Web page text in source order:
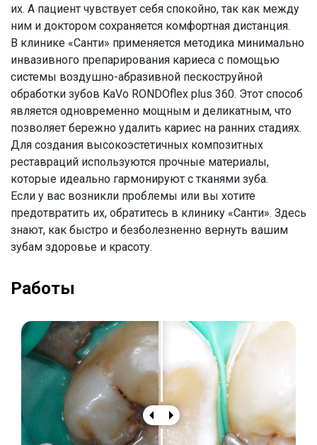
их. А пациент чувствует себя спокойно, так как между
ним и доктором сохраняется комфортная дистанция.
В клинике «Санти» применяется методика минимально
инвазивного препарирования кариеса с помощью
системы воздушно-абразивной пескоструйной
обработки зубов KaVo RONDOflex plus 360. Этот способ
является одновременно мощным и деликатным, что
позволяет бережно удалить кариес на ранних стадиях.
Для создания высокоэстетичных композитных
реставраций используются прочные материалы,
которые идеально гармонируют с тканями зуба.
Если у вас возникли проблемы или вы хотите
предотвратить их, обратитесь в клинику «Санти». Здесь
знают, как быстро и безболезненно вернуть вашим
зубам здоровье и красоту.
Работы